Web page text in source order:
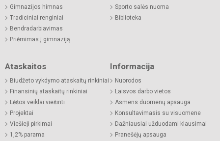
Gimnazijos himnas
Tradiciniai renginiai
Bendradarbiavimas
Priėmimas į gimnaziją
Sporto salės nuoma
Biblioteka
Ataskaitos
Biudžeto vykdymo ataskaitų rinkiniai
Finansinių ataskaitų rinkiniai
Lėšos veiklai viešinti
Projektai
Viešieji pirkimai
1,2% parama
Informacija
Nuorodos
Laisvos darbo vietos
Asmens duomenų apsauga
Konsultavimasis su visuomene
Dažniausiai užduodami klausimai
Pranešėjų apsauga